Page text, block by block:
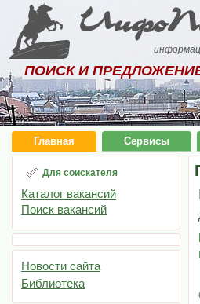
ПОИСК И
Главная Сервисы
Для соискателя
Каталог вакансий
Поиск вакансий
Новости сайта
Библиотека